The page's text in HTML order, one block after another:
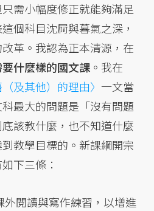
只需小幅度修正就能夠滿足
個科目沈屙與暮氣之深，
革。我認為正本清源，在
什麼樣的國文課 。我在
（及其他）的理由〉一文當
最大的問題是「沒有問題
該教什麼，也不知道什麼
教學目標的。新課綱開宗
下三條：
外閱讀與寫作練習，以增進